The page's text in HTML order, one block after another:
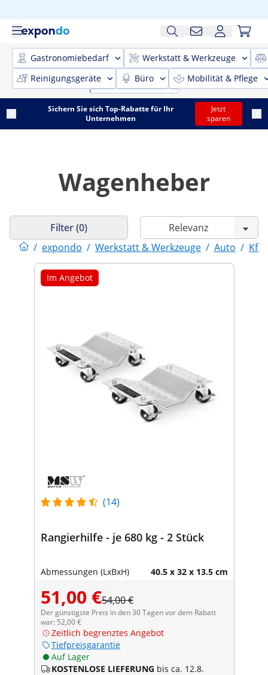
Gastronomiebedarf
Werkstatt & Werkzeuge
Reinigungsgeräte
Büro Mobilität & Pflege
Sichern Sie sich Top-Rabatte für Ihr
Unternehmen
Jetzt
sparen
Wagenheber
/ expondo / Werkstatt & Werkzeuge / Auto /
Filter (0)
Im Angebot
(14)
Rangierhilfe - je 680 kg - 2 Stück
Abmessungen (LxBxH) 40.5 x 32 x 13.5 cm
51,00 €54,00 €
Der günstigste Preis in den 30 Tagen vor dem Rabatt
war: 52,00 €
Zeitlich begrenztes Angebot
Tiefpreisgarantie
Auf Lager
KOSTENLOSE LIEFERUNG bis ca. 12.8.